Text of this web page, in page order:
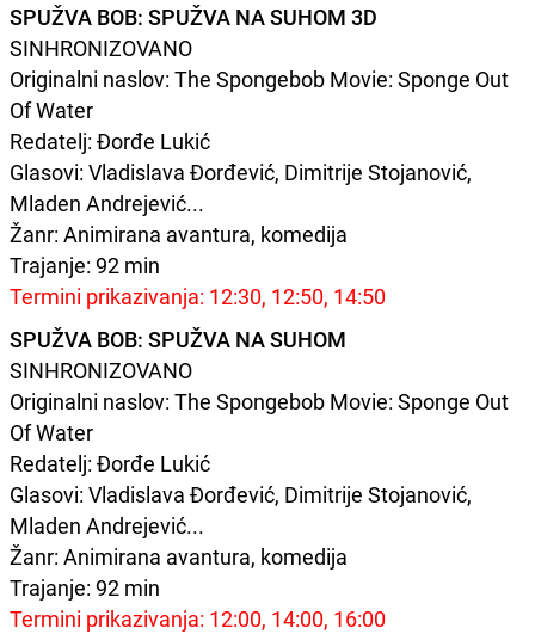
SPUŽVA BOB: SPUŽVA NA SUHOM 3D
SINHRONIZOVANO
Originalni naslov: The Spongebob Movie: Sponge Out
Of Water
Redatelj: Đorđe Lukić
Glasovi: Vladislava Đorđević, Dimitrije Stojanović,
Mladen Andrejević...
Žanr: Animirana avantura, komedija
Trajanje: 92 min
Termini prikazivanja: 12:30, 12:50, 14:50
SPUŽVA BOB: SPUŽVA NA SUHOM
SINHRONIZOVANO
Originalni naslov: The Spongebob Movie: Sponge Out
Of Water
Redatelj: Đorđe Lukić
Glasovi: Vladislava Đorđević, Dimitrije Stojanović,
Mladen Andrejević...
Žanr: Animirana avantura, komedija
Trajanje: 92 min
Termini prikazivanja: 12:00, 14:00, 16:00